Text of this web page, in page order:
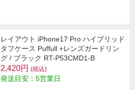
レイアウト iPhone17 Pro ハイブリッド
タフケース Puffull +レンズガードリン
グ / ブラック RT-P53CMD1-B
2,420円 (税込)
発送目安：5営業日